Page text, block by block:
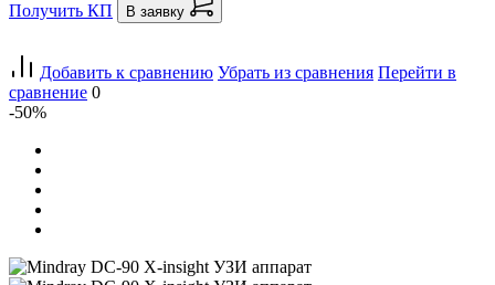
Получить КП
В заявку
Добавить к сравнению Убрать из сравнения Перейти в
сравнение 0
-50%